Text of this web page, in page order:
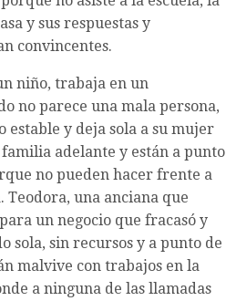
y sus respuestas y
convincentes.
niño, trabaja en un
no parece una mala persona,
estable y deja sola a su mujer
adelante y están a punto
no pueden hacer frente a
Teodora, una anciana que
un negocio que fracasó y
sola, sin recursos y a punto de
malvive con trabajos en la
a ninguna de las llamadas